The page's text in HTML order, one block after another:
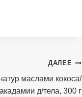
ДАЛЕЕ
маслами кокоса/
д/тела, 300 г